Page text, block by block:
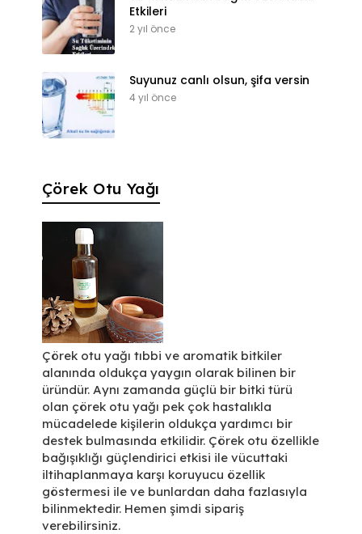
Etkileri
2 yıl önce
Suyunuz canlı olsun, şifa versin
4 yıl önce
Çörek Otu Yağı
Çörek otu yağı tıbbi ve aromatik bitkiler
alanında oldukça yaygın olarak bilinen bir
üründür. Aynı zamanda güçlü bir bitki türü
olan çörek otu yağı pek çok hastalıkla
mücadelede kişilerin oldukça yardımcı bir
destek bulmasında etkilidir. Çörek otu özellikle
bağışıklığı güçlendirici etkisi ile vücuttaki
iltihaplanmaya karşı koruyucu özellik
göstermesi ile ve bunlardan daha fazlasıyla
bilinmektedir. Hemen şimdi sipariş
verebilirsiniz.